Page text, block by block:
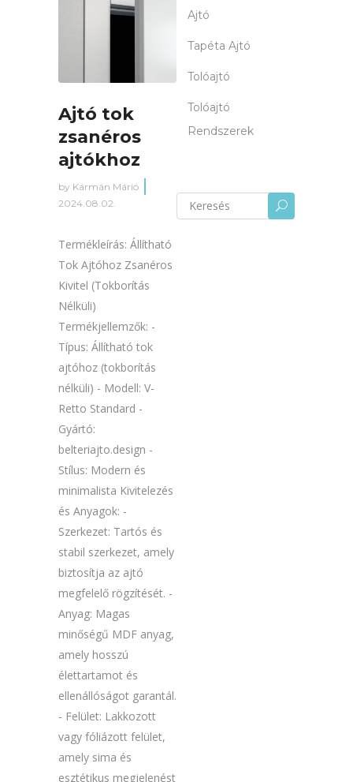
Ajtó tok
zsanéros
ajtókhoz
by Kármán Márió
2024.08.02.
Termékleírás: Állítható
Tok Ajtóhoz Zsanéros
Kivitel (Tokborítás
Nélküli)
Termékjellemzők: -
Típus: Állítható tok
ajtóhoz (tokborítás
nélküli) - Modell: V-
Retto Standard -
Gyártó:
belteriajto.design -
Stílus: Modern és
minimalista Kivitelezés
és Anyagok: -
Szerkezet: Tartós és
stabil szerkezet, amely
biztosítja az ajtó
megfelelő rögzítését. -
Anyag: Magas
minőségű MDF anyag,
amely hosszú
élettartamot és
ellenállóságot garantál.
- Felület: Lakkozott
vagy fóliázott felület,
amely sima és
esztétikus megjelenést
Ajtó
Tapéta Ajtó
Tolóajtó
Tolóajtó
Rendszerek
Keresés
erre:
U